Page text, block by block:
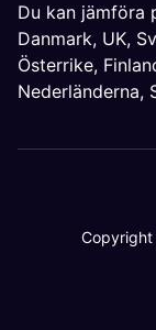
Du kan jämföra
Danmark, UK,
Österrike,
Nederländerna,
Copyright